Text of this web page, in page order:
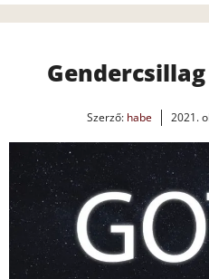
Szerző: habe 2021.